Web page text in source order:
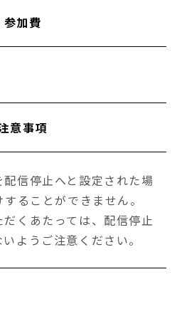
参加費
意事項
信停止へと設定された場
ることができません。
くあたっては、配信停止
ようご注意ください。